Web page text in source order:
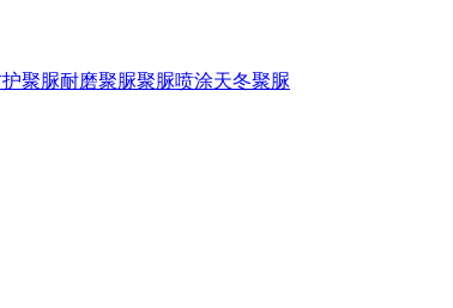
护聚脲耐磨聚脲聚脲喷涂天冬聚脲